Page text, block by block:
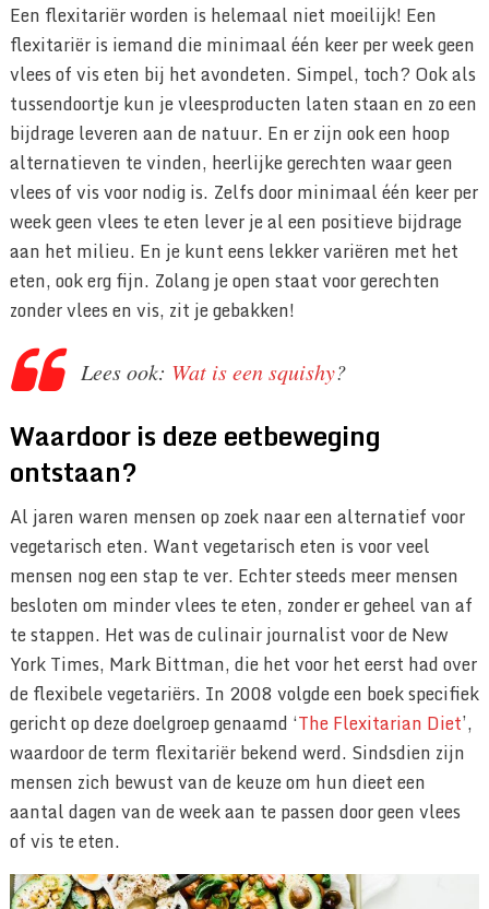
Een flexitariër worden is helemaal niet moeilijk! Een
flexitariër is iemand die minimaal één keer per week geen
vlees of vis eten bij het avondeten. Simpel, toch? Ook als
tussendoortje kun je vleesproducten laten staan en zo een
bijdrage leveren aan de natuur. En er zijn ook een hoop
alternatieven te vinden, heerlijke gerechten waar geen
vlees of vis voor nodig is. Zelfs door minimaal één keer per
week geen vlees te eten lever je al een positieve bijdrage
aan het milieu. En je kunt eens lekker variëren met het
eten, ook erg fijn. Zolang je open staat voor gerechten
zonder vlees en vis, zit je gebakken!
Lees ook: Wat is een squishy?
Waardoor is deze eetbeweging
ontstaan?
Al jaren waren mensen op zoek naar een alternatief voor
vegetarisch eten. Want vegetarisch eten is voor veel
mensen nog een stap te ver. Echter steeds meer mensen
besloten om minder vlees te eten, zonder er geheel van af
te stappen. Het was de culinair journalist voor de New
York Times, Mark Bittman, die het voor het eerst had over
de flexibele vegetariërs. In 2008 volgde een boek specifiek
gericht op deze doelgroep genaamd ‘The Flexitarian Diet’,
waardoor de term flexitariër bekend werd. Sindsdien zijn
mensen zich bewust van de keuze om hun dieet een
aantal dagen van de week aan te passen door geen vlees
of vis te eten.